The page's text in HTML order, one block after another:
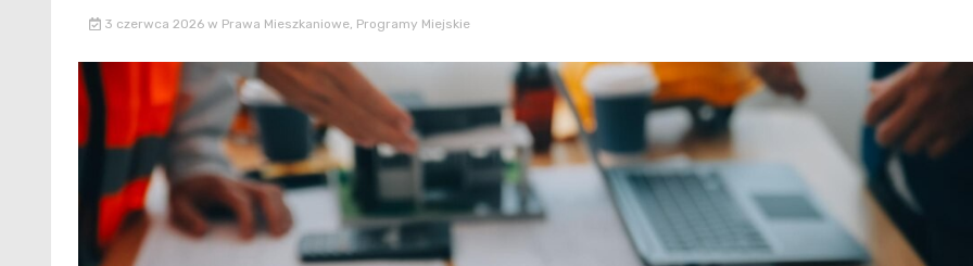
3 czerwca 2026 w Prawa Mieszkaniowe, Programy Miejskie